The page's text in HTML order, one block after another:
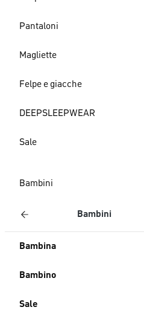
Pantaloni
Magliette
Felpe e giacche
DEEPSLEEPWEAR
Sale
Bambini
Bambini
Bambina
Bambino
Sale